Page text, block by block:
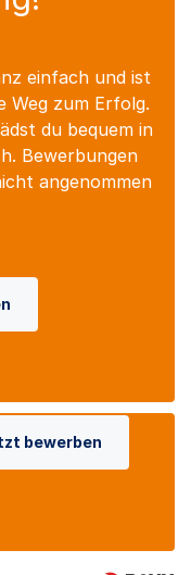
einfach und ist
Weg zum Erfolg.
du bequem in
Bewerbungen
angenommen
bewerben